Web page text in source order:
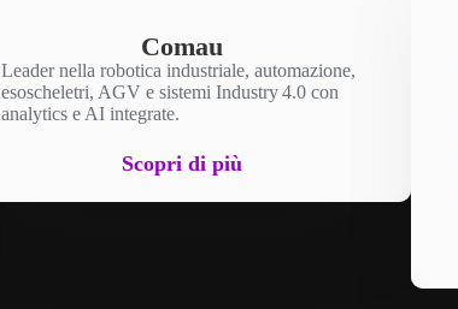
Comau
Leader nella robotica industriale, automazione,
esoscheletri, AGV e sistemi Industry 4.0 con
analytics e AI integrate.
Scopri di più